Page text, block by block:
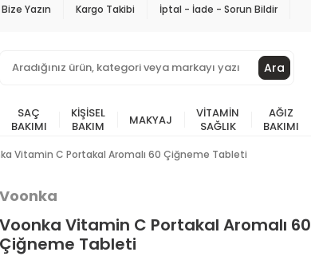
Yazın Kargo Takibi İptal - İade - Sorun Bildir
Ara
SAÇ
BAKIMI
KIŞISEL
BAKIM
MAKYAJ
VITAMIN
SAĞLIK
AĞIZ
BAKIMI
Vitamin C Portakal Aromalı 60 Çiğneme Tableti
Voonka
Voonka Vitamin C Portakal Aromalı 60
Çiğneme Tableti